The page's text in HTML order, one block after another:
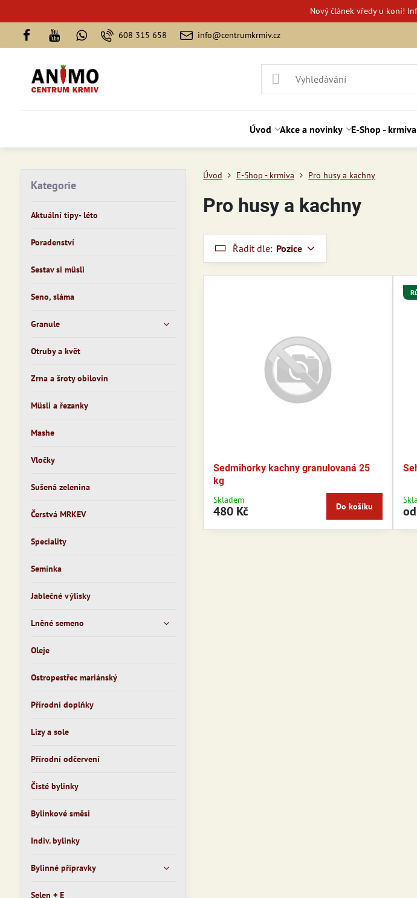
Novýčlánek vředy u koní!
608 315 658 info@centrumkrmiv.cz
Úvod Akce a novinky E-Shop - krmiva
Úvod E-Shop - krmiva Pro husy a kachny
Pro husy a kachny
Řadit dle: Pozice
Sedmihorky kachny granulovaná 25
kg
Skladem
480 Kč Do košíku
Kategorie
Aktuální tipy- léto
Poradenství
Sestav si müsli
Seno, sláma
Granule
Otruby a květ
Zrna a šroty obilovin
Müsli a řezanky
Mashe
Vločky
Sušená zelenina
Čerstvá MRKEV
Speciality
Semínka
Jablečné výlisky
Lněné semeno
Oleje
Ostropestřec mariánský
Přírodní doplňky
Lizy a sole
Přírodní odčervení
Čisté bylinky
Bylinkové směsi
Indiv. bylinky
Bylinné přípravky
Selen + E